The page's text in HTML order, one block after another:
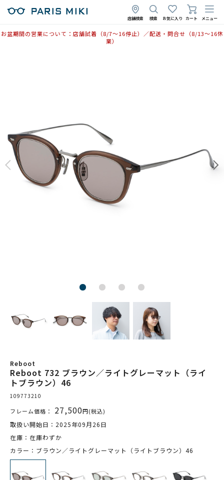
店舗検索 検索 お気に入り カート メニュー
お盆期間の営業について：店舗試着（8/7〜16停止）／配送・問合せ（8/13〜16休
業）
Reboot
Reboot 732 ブラウン／ライトグレーマット（ライ
トブラウン）46
109773210
フレーム価格： 27,500円(税込)
取扱い開始日：2025年09月26日
在庫：在庫わずか
カラー：ブラウン／ライトグレーマット（ライトブラウン）46
2025年11月3日